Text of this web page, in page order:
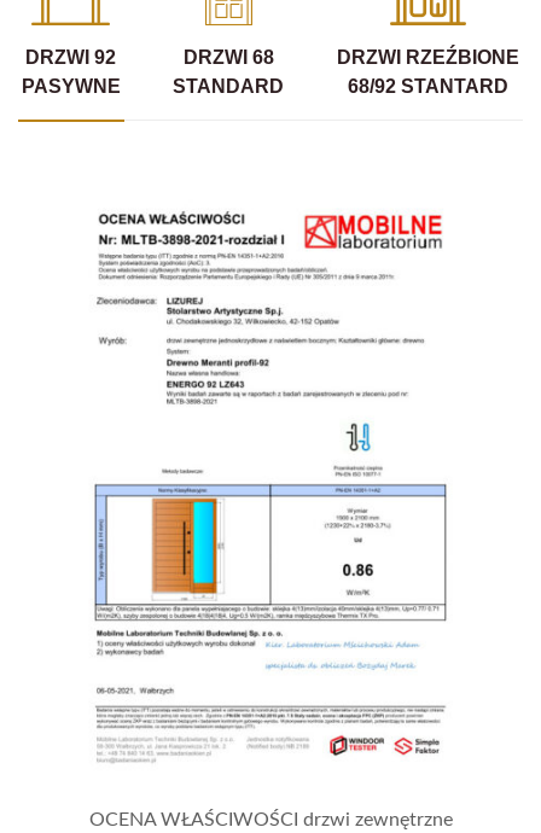
DRZWI 92
PASYWNE
DRZWI 68
STANDARD
DRZWI RZEŹBIONE
68/92 STANTARD
OCENA WŁAŚCIWOŚCI drzwi zewnętrzne